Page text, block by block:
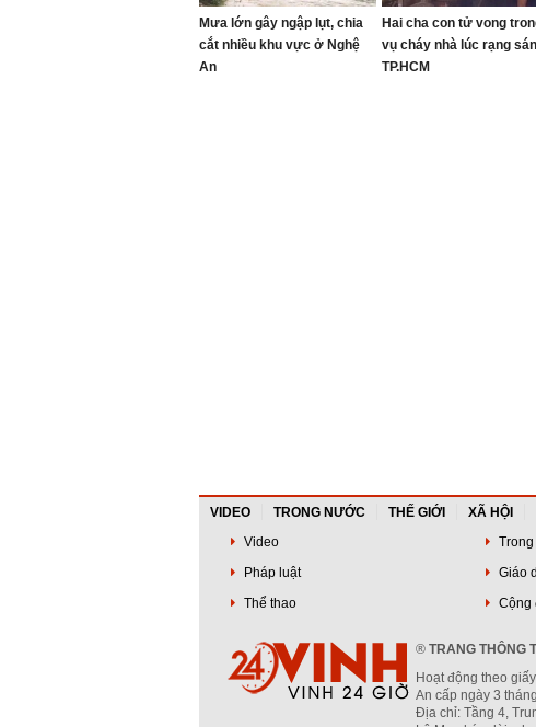
Mưa lớn gây ngập lụt, chia
cắt nhiều khu vực ở Nghệ
An
Hai cha con tử vong
vụ cháy nhà lúc rạng
TP.HCM
VIDEO TRONG NƯỚC THẾ GIỚI XÃ HỘI
Video
Pháp luật
Giáo
Thể thao
Cộng
® TRANG THÔNG
Hoạt động theo
An cấp ngày 3
Địa chỉ: Tầng 4,